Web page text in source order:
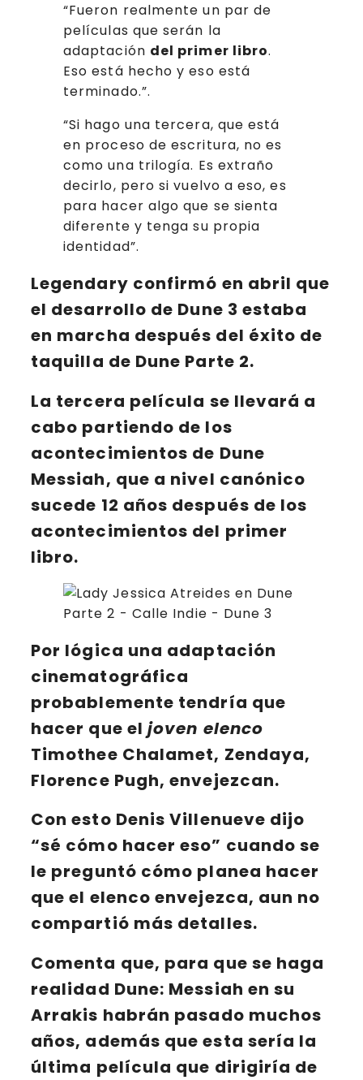
“Fueron realmente un par de
películas que serán la
adaptación del primer libro.
Eso está hecho y eso está
terminado.”.
“Si hago una tercera, que está
en proceso de escritura, no es
como una trilogía. Es extraño
decirlo, pero si vuelvo a eso, es
para hacer algo que se sienta
diferente y tenga su propia
identidad”.
Legendary confirmó en abril que
el desarrollo de Dune 3 estaba
en marcha después del éxito de
taquilla de Dune Parte 2.
La tercera película se llevará a
cabo partiendo de los
acontecimientos de Dune
Messiah, que a nivel canónico
sucede 12 años después de los
acontecimientos del primer
libro.
Por lógica una adaptación
cinematográfica
probablemente tendría que
hacer que eljoven elenco
Timothee Chalamet, Zendaya,
Florence Pugh, envejezcan.
Con esto Denis Villenueve dijo
“sé cómo hacer eso” cuando se
le preguntó cómo planea hacer
que el elenco envejezca, aun no
compartió más detalles.
Comenta que, para que se haga
realidad Dune: Messiah en su
Arrakis habrán pasado muchos
años, además que esta sería la
última película que dirigiría de